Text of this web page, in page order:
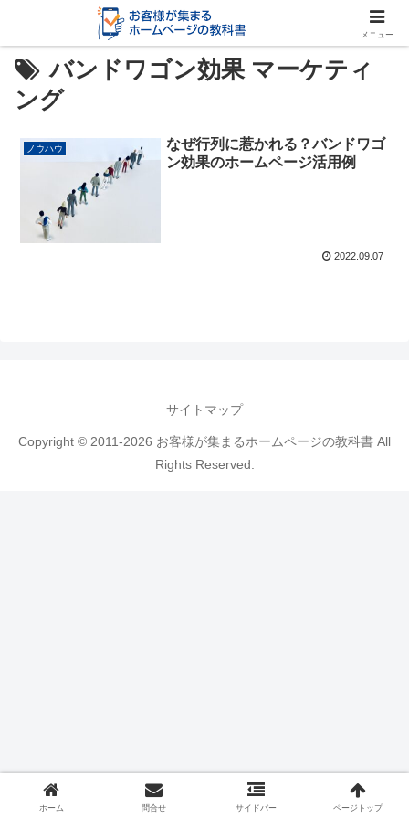
バンドワゴン効果 マーケティ
ング
ノウハウ
なぜ行列に惹かれる？バンドワゴ
ン効果のホームページ活用例
2022.09.07
サイトマップ
Copyright © 2011-2026 お客様が集まるホームページの教科書 All
Rights Reserved.
メニュー
ホーム 問合せ サイドバー ページトップ